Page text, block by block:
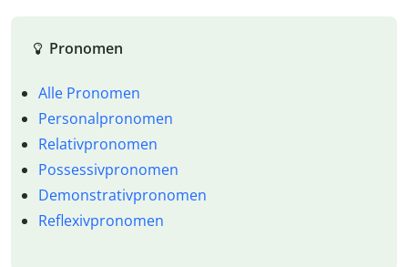
Pronomen
Alle Pronomen
Personalpronomen
Relativpronomen
Possessivpronomen
Demonstrativpronomen
Reflexivpronomen